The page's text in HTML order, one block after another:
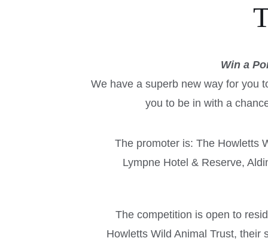
Win a
We have a superb new way for you
you to be in with a
The promoter is: The Howletts
Lympne Hotel & Reserve,
The competition is open to
Howletts Wild Animal Trust, their